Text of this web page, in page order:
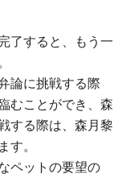
了すると、もう一
論に挑戦する際
むことができ、森
する際は、森月黎
す。
ペットの要望の